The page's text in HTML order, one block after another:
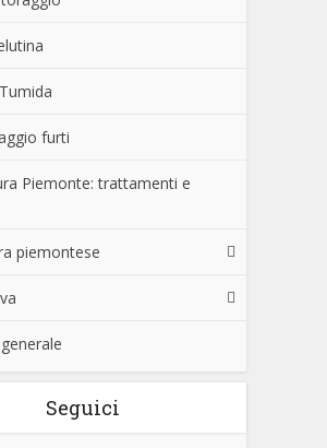
furti
Piemonte: trattamenti e
piemontese
Seguici